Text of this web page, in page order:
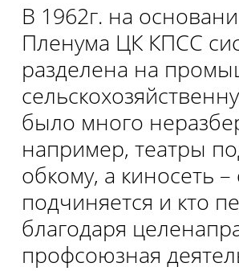
В 1962г. на
Пленума ЦК КПСС
разделена на
было много
например, театры
обкому, а киносеть
подчиняется и кто
благодаря
профсоюзная